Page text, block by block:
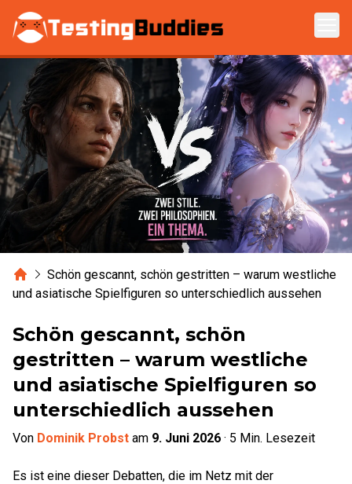
Zum Hauptinhalt springen
HomeSchön gescannt, schön gestritten – warum westliche
und asiatische Spielfiguren so unterschiedlich aussehen
Schön gescannt, schön
gestritten – warum westliche
und asiatische Spielfiguren so
unterschiedlich aussehen
Von Dominik Probst am 9. Juni 2026 · 5 Min. Lesezeit
Es ist eine dieser Debatten, die im Netz mit der